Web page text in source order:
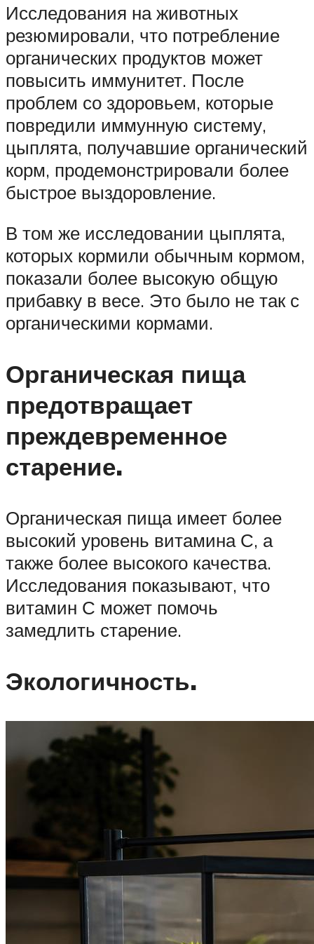
Исследования на животных
резюмировали, что потребление
органических продуктов может
повысить иммунитет. После
проблем со здоровьем, которые
повредили иммунную систему,
цыплята, получавшие органический
корм, продемонстрировали более
быстрое выздоровление.
В том же исследовании цыплята,
которых кормили обычным кормом,
показали более высокую общую
прибавку в весе. Это было не так с
органическими кормами.
Органическая пища
предотвращает
преждевременное
старение.
Органическая пища имеет более
высокий уровень витамина С, а
также более высокого качества.
Исследования показывают, что
витамин С может помочь
замедлить старение.
Экологичность.